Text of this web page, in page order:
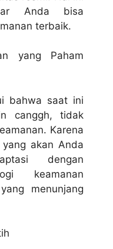
Anda bisa
terbaik.
yang Paham
bahwa saat ini
canggh, tidak
Karena
akan Anda
dengan
keamanan
menunjang